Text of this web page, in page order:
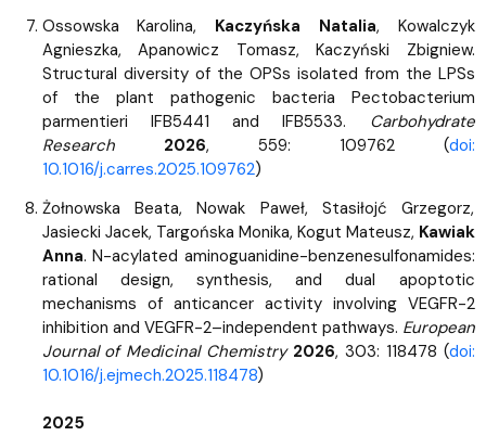
Ossowska Karolina, Kaczyńska Natalia, Kowalczyk
Agnieszka, Apanowicz Tomasz, Kaczyński Zbigniew.
Structural diversity of the OPSs isolated from the LPSs
of the plant pathogenic bacteria Pectobacterium
parmentieri IFB5441 and IFB5533. Carbohydrate
Research
2026, 559: 109762 (doi:
10.1016/j.carres.2025.109762)
Żołnowska Beata, Nowak Paweł, Stasiłojć Grzegorz,
Jasiecki Jacek, Targońska Monika, Kogut Mateusz, Kawiak
Anna. N-acylated aminoguanidine-benzenesulfonamides:
rational design, synthesis, and dual apoptotic
mechanisms of anticancer activity involving VEGFR-2
inhibition and VEGFR-2–independent pathways. European
Journal of Medicinal Chemistry 2026, 303: 118478 (doi:
10.1016/j.ejmech.2025.118478)
2025